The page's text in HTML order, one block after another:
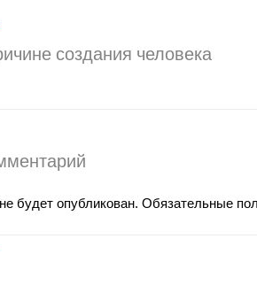
создания человека
будет опубликован. Обязательные